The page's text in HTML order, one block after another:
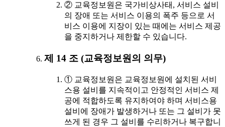
② 교육정보원은 국가비상사태, 서비스 설비
의 장애 또는 서비스 이용의 폭주 등으로 서
비스 이용에 지장이 있는 때에는 서비스 제공
을 중지하거나 제한할 수 있습니다.
제 14 조 (교육정보원의 의무)
① 교육정보원은 교육정보원에 설치된 서비
스용 설비를 지속적이고 안정적인 서비스 제
공에 적합하도록 유지하여야 하며 서비스용
설비에 장애가 발생하거나 또는 그 설비가 못
쓰게 된 경우 그 설비를 수리하거나 복구합니